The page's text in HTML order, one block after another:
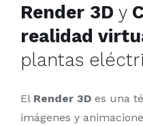
Render 3D y
realidad
plantas
El Render 3D es una
imágenes y